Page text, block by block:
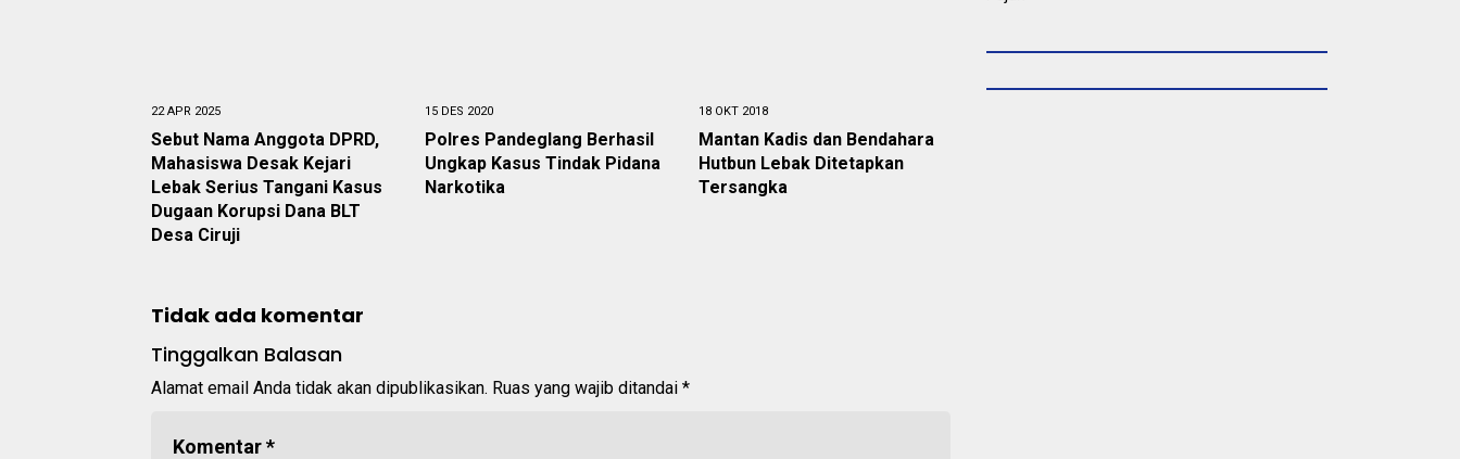
22 APR 2025
Sebut Nama Anggota DPRD,
Mahasiswa Desak Kejari
Lebak Serius Tangani Kasus
Dugaan Korupsi Dana BLT
Desa Ciruji
15 DES 2020
Polres Pandeglang Berhasil
Ungkap Kasus Tindak Pidana
Narkotika
18 OKT 2018
Mantan Kadis dan Bendahara
Hutbun Lebak Ditetapkan
Tersangka
Tidak ada komentar
Tinggalkan Balasan
Alamat email Anda tidak akan dipublikasikan. Ruas yang wajib ditandai *
Komentar*